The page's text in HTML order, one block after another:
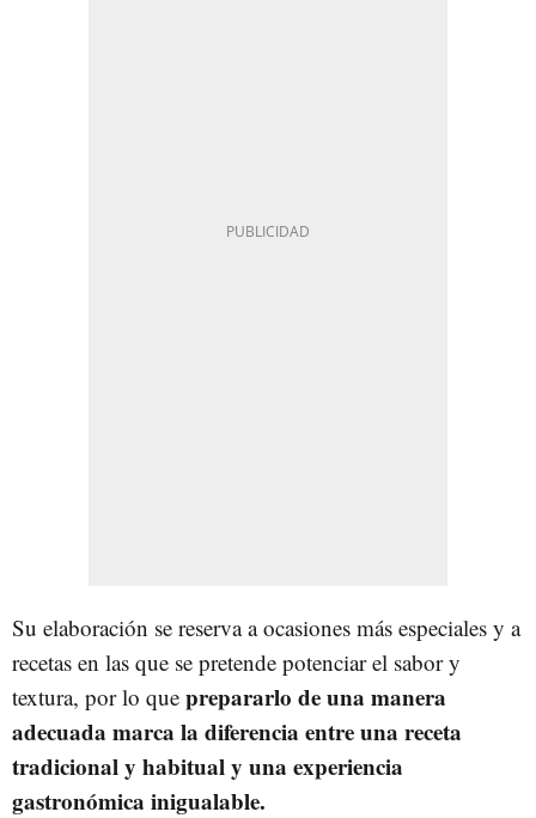
Su elaboración se reserva a ocasiones más especiales y a
recetas en las que se pretende potenciar el sabor y
textura, por lo que prepararlo de una manera
adecuada marca la diferencia entre una receta
tradicional y habitual y una experiencia
gastronómica inigualable.